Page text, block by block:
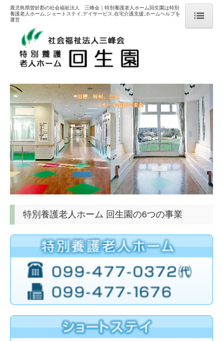
HOME
特別養護老人ホーム
グループホーム
居宅介護支援
デイサービス
ホームヘルプサービス
施設概要
交通案内
お問合せ
個人情報保護方針
鹿児島県曽於郡の社会福祉法人 三峰会｜特別養護老人ホーム回生園は特別
養護老人ホーム,ショートステイ,デイサービス,在宅介護支援,ホームヘルプを
運営
特別養護老人ホーム 回生園の6つの事業